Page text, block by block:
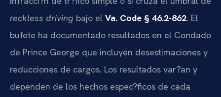
reckless driving bajo el Va. Code § 46.2-862. El
bufete ha documentado resultados en el Condado
de Prince George que incluyen desestimaciones y
reducciones de cargos. Los resultados var?an y
dependen de los hechos espec?ficos de cada